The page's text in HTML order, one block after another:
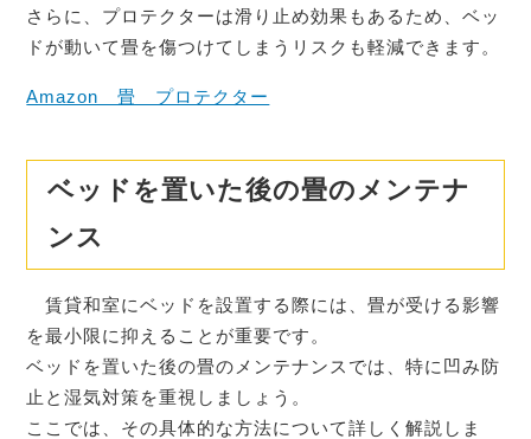
さらに、プロテクターは滑り止め効果もあるため、ベッ
ドが動いて畳を傷つけてしまうリスクも軽減できます。
Amazon 畳 プロテクター
ベッドを置いた後の畳のメンテナ
ンス
賃貸和室にベッドを設置する際には、畳が受ける影響
を最小限に抑えることが重要です。
ベッドを置いた後の畳のメンテナンスでは、特に凹み防
止と湿気対策を重視しましょう。
ここでは、その具体的な方法について詳しく解説しま